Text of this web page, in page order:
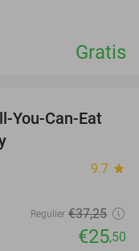
Gratis
32%
You-Can-Eat
9.7 star
Regulier €37,25
€25,50